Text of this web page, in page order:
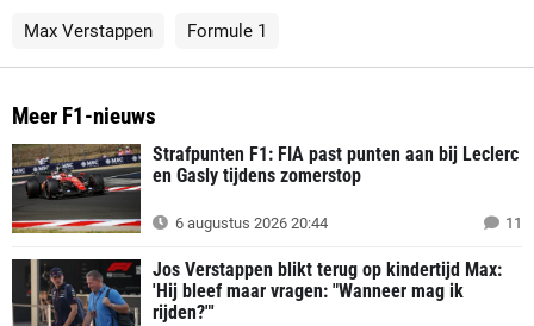
Max Verstappen Formule 1
Meer F1-nieuws
Strafpunten F1: FIA past punten aan bij Leclerc
en Gasly tijdens zomerstop
6 augustus 2026 20:44 11
Jos Verstappen blikt terug op kindertijd Max:
'Hij bleef maar vragen: "Wanneer mag ik
rijden?"'